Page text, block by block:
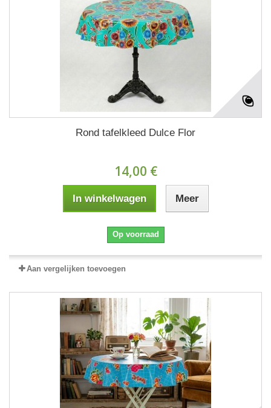
Rond tafelkleed Dulce Flor
14,00 €
In winkelwagen Meer
Op voorraad
Aan vergelijken toevoegen